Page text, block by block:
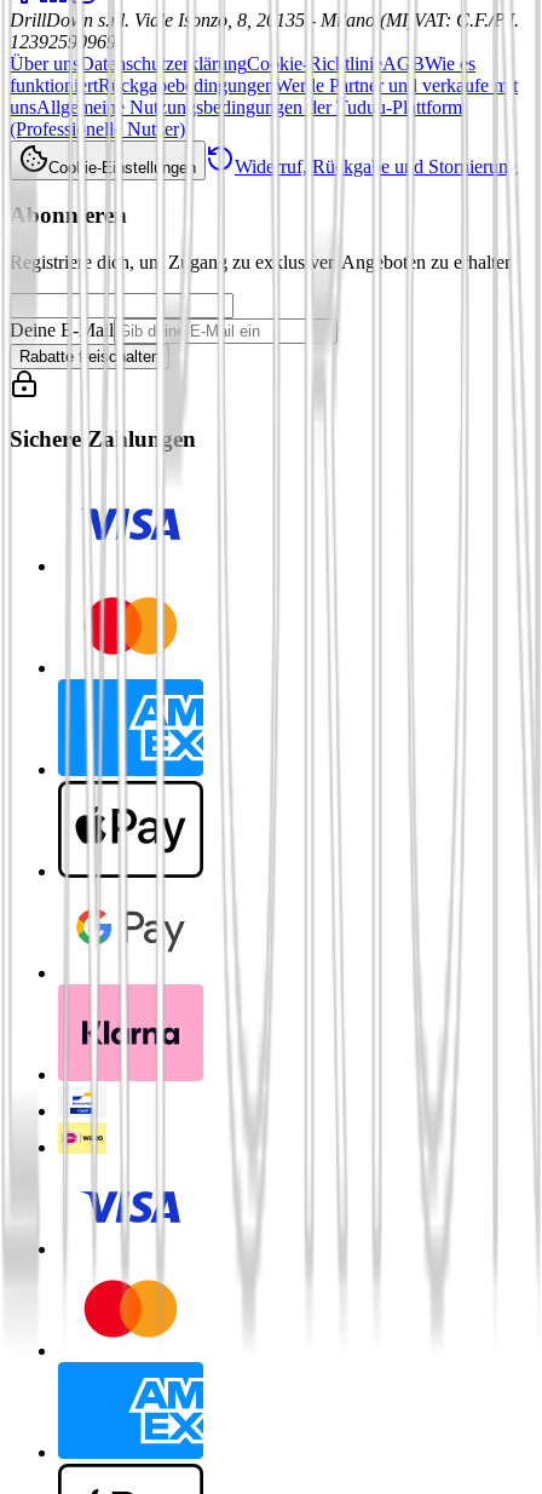
DrillDown s.r.l. Viale Isonzo, 8, 20135 - Milano (MI) VAT: C.F./P.I.
12392590969
Über uns DatenschutzerklärungCookie-RichtlinieAGBWie es
funktioniertRückgabebedingungen Werde Partner und verkaufe mit
unsAllgemeine Nutzungsbedingungen der Tuduu-Plattform
(Professionelle Nutzer)
Cookie-Einstellungen Widerruf, Rückgabe und Stornierung
Abonnieren
Registriere dich, um Zugang zu exklusiven Angeboten zu erhalten
Deine E-Mail
Rabatte freischalten
Sichere Zahlungen